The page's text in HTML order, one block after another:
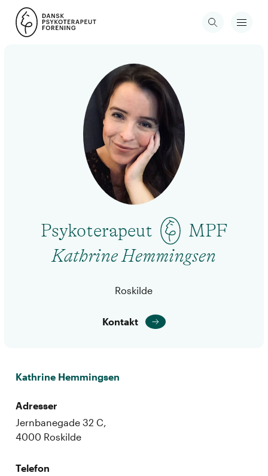
Psykoterapeut
MPF
Kathrine Hemmingsen
Roskilde
Kontakt
Kathrine Hemmingsen
Adresser
Jernbanegade 32 C,
4000 Roskilde
Telefon